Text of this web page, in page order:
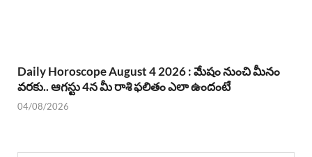
Daily Horoscope August 4 2026 : మేషం నుంచి మీనం
వరకు.. ఆగస్టు 4న మీ రాశి ఫలితం ఎలా ఉందంటే
04/08/2026